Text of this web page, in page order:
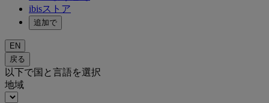
ibisストア
追加で
EN
戻る
以下で国と言語を選択
地域